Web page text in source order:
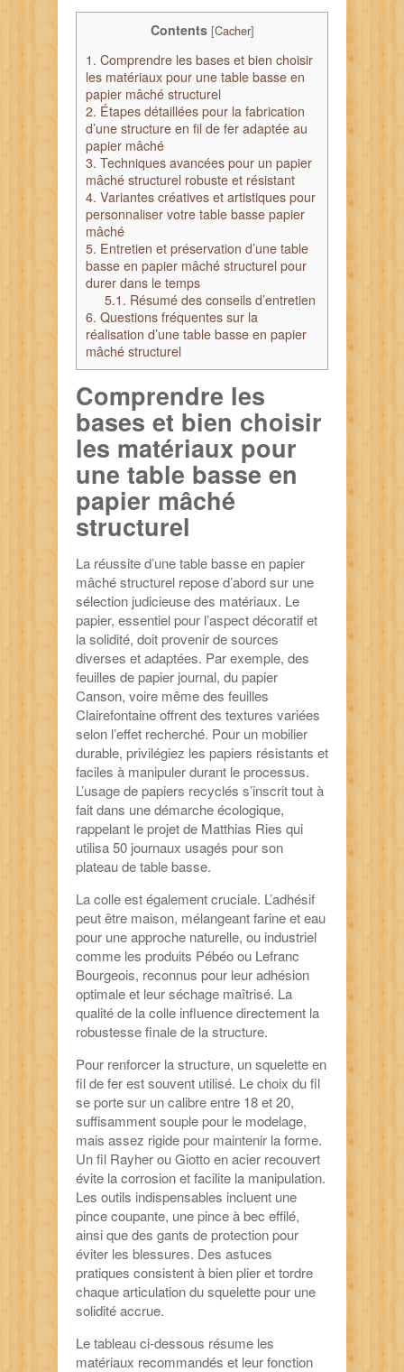
Contents [Cacher]
1. Comprendre les bases et bien choisir
les matériaux pour une table basse en
papier mâché structurel
2. Étapes détaillées pour la fabrication
d’une structure en fil de fer adaptée au
papier mâché
3. Techniques avancées pour un papier
mâché structurel robuste et résistant
4. Variantes créatives et artistiques pour
personnaliser votre table basse papier
mâché
5. Entretien et préservation d’une table
basse en papier mâché structurel pour
durer dans le temps
5.1. Résumé des conseils d’entretien
6. Questions fréquentes sur la
réalisation d’une table basse en papier
mâché structurel
Comprendre les
bases et bien choisir
les matériaux pour
une table basse en
papier mâché
structurel
La réussite d’une table basse en papier
mâché structurel repose d’abord sur une
sélection judicieuse des matériaux. Le
papier, essentiel pour l’aspect décoratif et
la solidité, doit provenir de sources
diverses et adaptées. Par exemple, des
feuilles de papier journal, du papier
Canson, voire même des feuilles
Clairefontaine offrent des textures variées
selon l’effet recherché. Pour un mobilier
durable, privilégiez les papiers résistants et
faciles à manipuler durant le processus.
L’usage de papiers recyclés s’inscrit tout à
fait dans une démarche écologique,
rappelant le projet de Matthias Ries qui
utilisa 50 journaux usagés pour son
plateau de table basse.
La colle est également cruciale. L’adhésif
peut être maison, mélangeant farine et eau
pour une approche naturelle, ou industriel
comme les produits Pébéo ou Lefranc
Bourgeois, reconnus pour leur adhésion
optimale et leur séchage maîtrisé. La
qualité de la colle influence directement la
robustesse finale de la structure.
Pour renforcer la structure, un squelette en
fil de fer est souvent utilisé. Le choix du fil
se porte sur un calibre entre 18 et 20,
suffisamment souple pour le modelage,
mais assez rigide pour maintenir la forme.
Un fil Rayher ou Giotto en acier recouvert
évite la corrosion et facilite la manipulation.
Les outils indispensables incluent une
pince coupante, une pince à bec effilé,
ainsi que des gants de protection pour
éviter les blessures. Des astuces
pratiques consistent à bien plier et tordre
chaque articulation du squelette pour une
solidité accrue.
Le tableau ci-dessous résume les
matériaux recommandés et leur fonction